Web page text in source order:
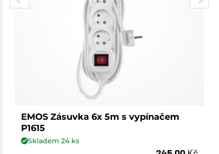
EMOS Zásuvka 6x 5m s vypínačem
P1615
Skladem 24ks